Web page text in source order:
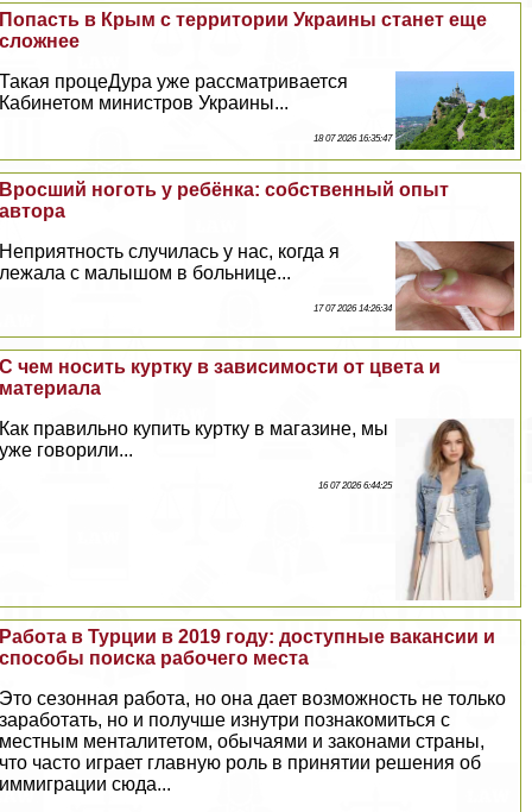
Попасть в Крым с территории Украины станет еще
сложнее
Такая процеДypa уже рассматривается
Кабинетом министров Украины...
18 07 2026 16:35:47
Вросший ноготь у ребёнка: собственный опыт
автора
Неприятность случилась у нас, когда я
лежала с малышом в больнице...
17 07 2026 14:26:34
С чем носить куртку в зависимости от цвета и
материала
Как правильно купить куртку в магазине, мы
уже говорили...
16 07 2026 6:44:25
Работа в Турции в 2019 году: доступные вакансии и
способы поиска рабочего места
Это сезонная работа, но она дает возможность не только
заработать, но и получше изнутри познакомиться с
местным менталитетом, обычаями и законами страны,
что часто играет главную роль в принятии решения об
иммиграции сюда...